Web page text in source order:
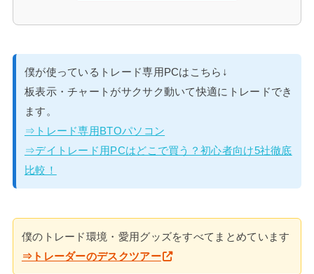
僕が使っているトレード専用PCはこちら↓
板表示・チャートがサクサク動いて快適にトレードでき
ます。
⇒トレード専用BTOパソコン
⇒デイトレード用PCはどこで買う？初心者向け5社徹底
比較！
僕のトレード環境・愛用グッズをすべてまとめています
⇒トレーダーのデスクツアー